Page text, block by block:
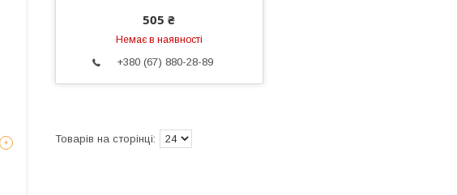
505 ₴
Немає в наявності
+380 (67) 880-28-89